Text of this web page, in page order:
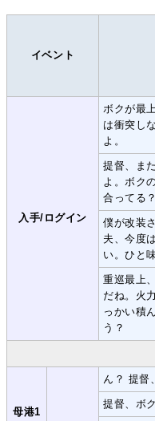
イベント
入手/ログイン
ボクが最
は衝突し
よ。
提督、ま
よ。ボク
合ってる？
僕が改装
夫、今度
い。ひと
重巡最上
だね。火
っかい積
う？
母港1
ん？ 提督
提督、ボ